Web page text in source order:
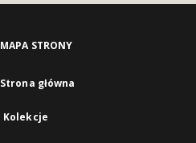
MAPA STRONY
Strona główna
Kolekcje